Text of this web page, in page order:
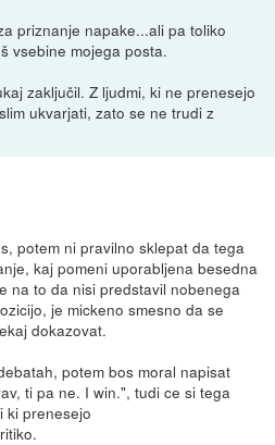
priznanje napake...ali pa toliko
vsebine mojega posta.
zaključil. Z ljudmi, ki ne prenesejo
ukvarjati, zato se ne trudi z
potem ni pravilno sklepat da tega
kaj pomeni uporabljena besedna
na to da nisi predstavil nobenega
je mickeno smesno da se
dokazovat.
potem bos moral napisat
ti pa ne. I win.", tudi ce si tega
ki prenesejo